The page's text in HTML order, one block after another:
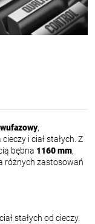
,
i ciał stałych. Z
bębna 1160 mm,
różnych zastosowań
stałych od cieczy.